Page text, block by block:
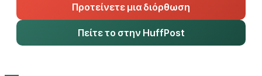
Προτείνετε μια διόρθωση
Πείτε το στην HuffPost